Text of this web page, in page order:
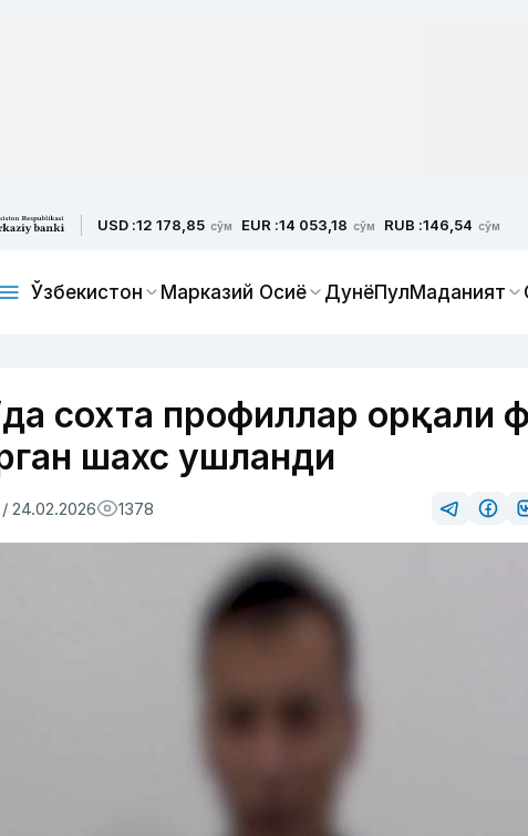
USD :12 178,85 сўм EUR :14 053,18 сўм RUB :146,54 сўм
Ўзбекистон Марказий Осиё ДунёПулМаданият
сохта профиллар орқали
шахс ушланди
24.02.2026 1378